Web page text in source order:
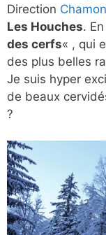
Direction
Les Houches.
des cerfs« , qui
des plus belles
Je suis hyper
de beaux
?